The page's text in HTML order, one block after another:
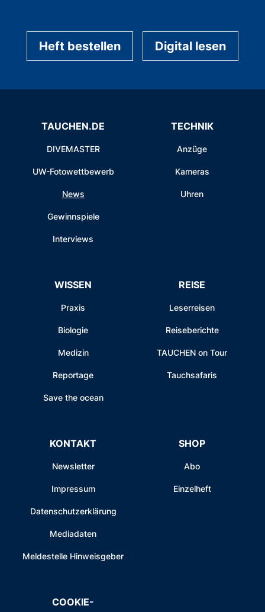
Heft bestellen Digital lesen
TAUCHEN.DE
DIVEMASTER
UW-Fotowettbewerb
News
Gewinnspiele
Interviews
TECHNIK
Anzüge
Kameras
Uhren
WISSEN
Praxis
Biologie
Medizin
Reportage
Save the ocean
REISE
Leserreisen
Reiseberichte
TAUCHEN on Tour
Tauchsafaris
KONTAKT
Newsletter
Impressum
Datenschutzerklärung
Mediadaten
Meldestelle Hinweisgeber
SHOP
Abo
Einzelheft
COOKIE-